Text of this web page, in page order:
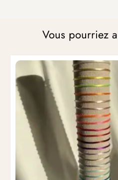
Vous pourriez